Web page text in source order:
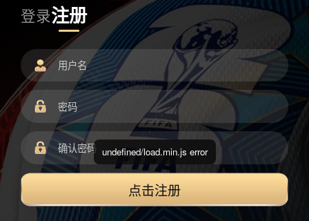
登录注册
点击注册
undefined/load.min.js error